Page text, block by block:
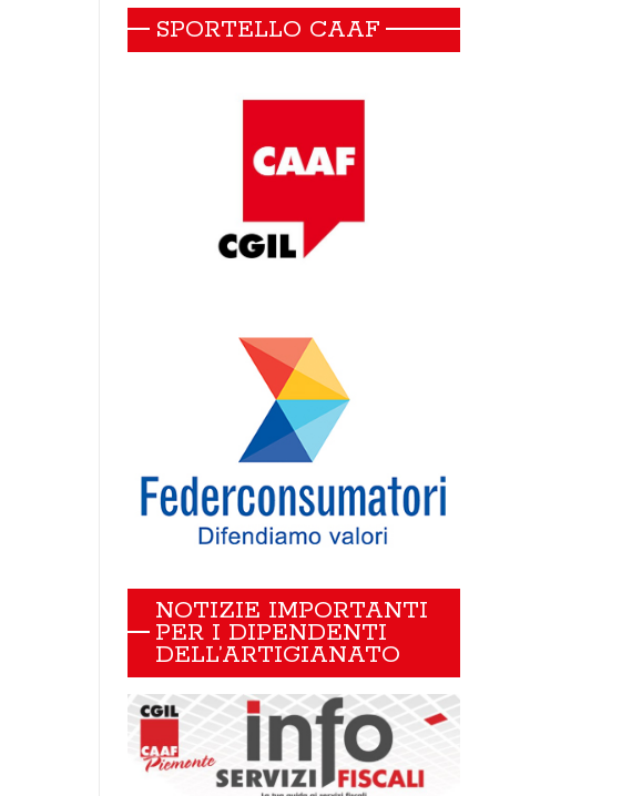
SPORTELLO CAAF
NOTIZIE IMPORTANTI
PER I DIPENDENTI
DELL’ARTIGIANATO